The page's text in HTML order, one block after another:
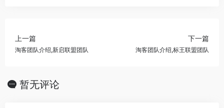
上一篇
淘客团队介绍,新启联盟团队
下一篇
淘客团队介绍,标王联盟团队
暂无评论